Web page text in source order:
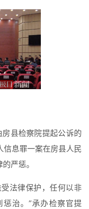
县检察院提起公诉的
信息罪一案在房县人民
严惩。
法律保护，任何以非
治。”承办检察官提